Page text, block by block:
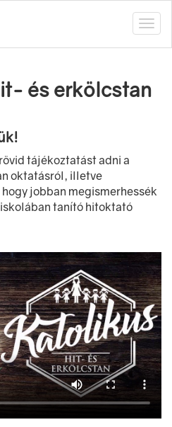
és erkölcstan
tájékoztatást adni a
oktatásról, illetve
jobban megismerhessék
tanító hitoktató